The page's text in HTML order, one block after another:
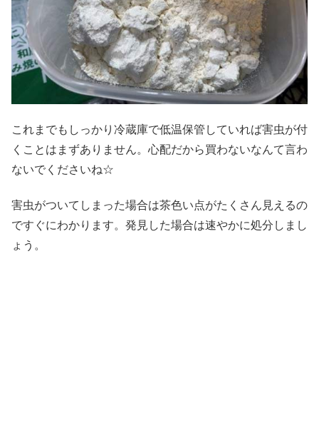
これまでもしっかり冷蔵庫で低温保管していれば害虫が付
くことはまずありません。心配だから買わないなんて言わ
ないでくださいね☆
害虫がついてしまった場合は茶色い点がたくさん見えるの
ですぐにわかります。発見した場合は速やかに処分しまし
ょう。